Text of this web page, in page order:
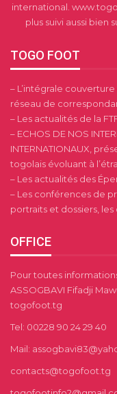
international.
plus suivi aussi bien
TOGO FOOT
– L’intégrale
réseau de
– Les actualités de la
– ECHOS DE NOS
INTERNATIONAUX,
togolais évoluant à
– Les actualités des
– Les conférences de
portraits et dossiers,
OFFICE
Pour toutes
ASSOGBAVI Fifadji
togofoot.tg
Tel: 00228 90 24 29 40
Mail:
contacts@togofoot.tg